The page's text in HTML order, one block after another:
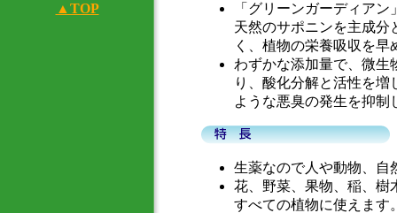
▲TOP
「グリーンガーディア
天然のサポニンを主成分
く、植物の栄養吸収を
わずかな添加量で、微生
り、酸化分解と活性を
ような悪臭の発生を抑制
生薬なので人や動物、自
花、野菜、果物、稲、樹
すべての植物に使えます